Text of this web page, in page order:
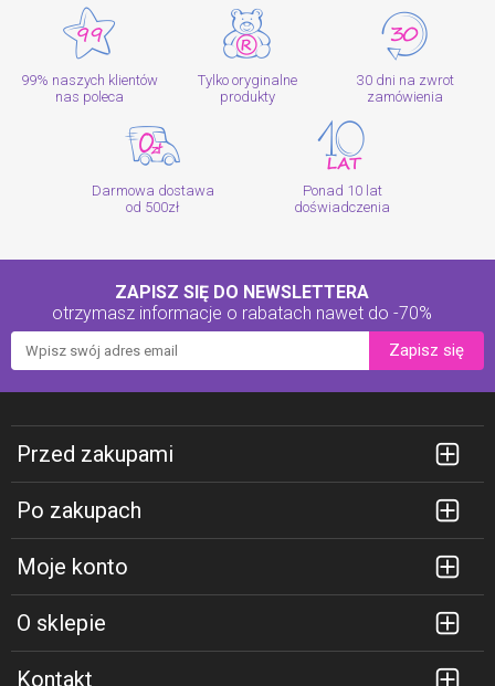
99% naszych klientów
nas poleca
Tylko oryginalne
produkty
30 dni na zwrot
zamówienia
Darmowa dostawa
od 500zł
Ponad 10 lat
doświadczenia
ZAPISZ SIĘ DO NEWSLETTERA
otrzymasz informacje o rabatach nawet do -70%
Zapisz się
Przed zakupami
Po zakupach
Moje konto
O sklepie
Kontakt